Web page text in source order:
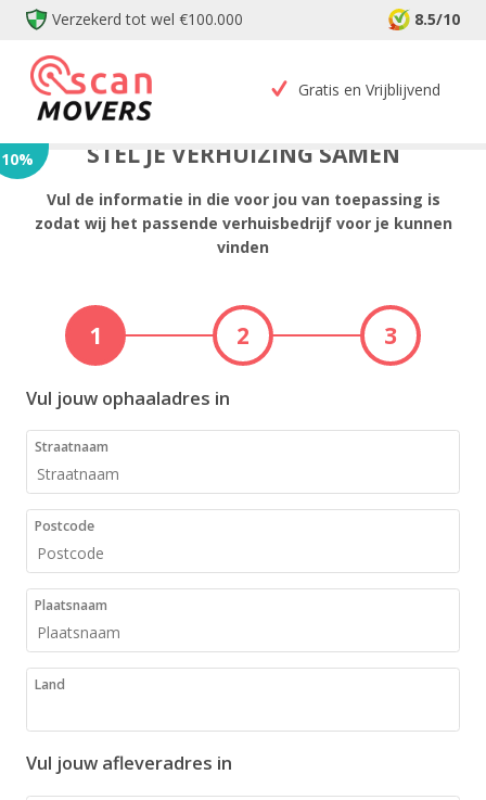
Verzekerd tot wel €100.000 8.5/10
Gratis en Vrijblijvend
10% STEL JE VERHUIZING SAMEN
Vul de informatie in die voor jou van toepassing is
zodat wij het passende verhuisbedrijf voor je kunnen
vinden
1 2 3
Vul jouw ophaaladres in
Straatnaam
Postcode
Plaatsnaam
Land
Vul jouw afleveradres in